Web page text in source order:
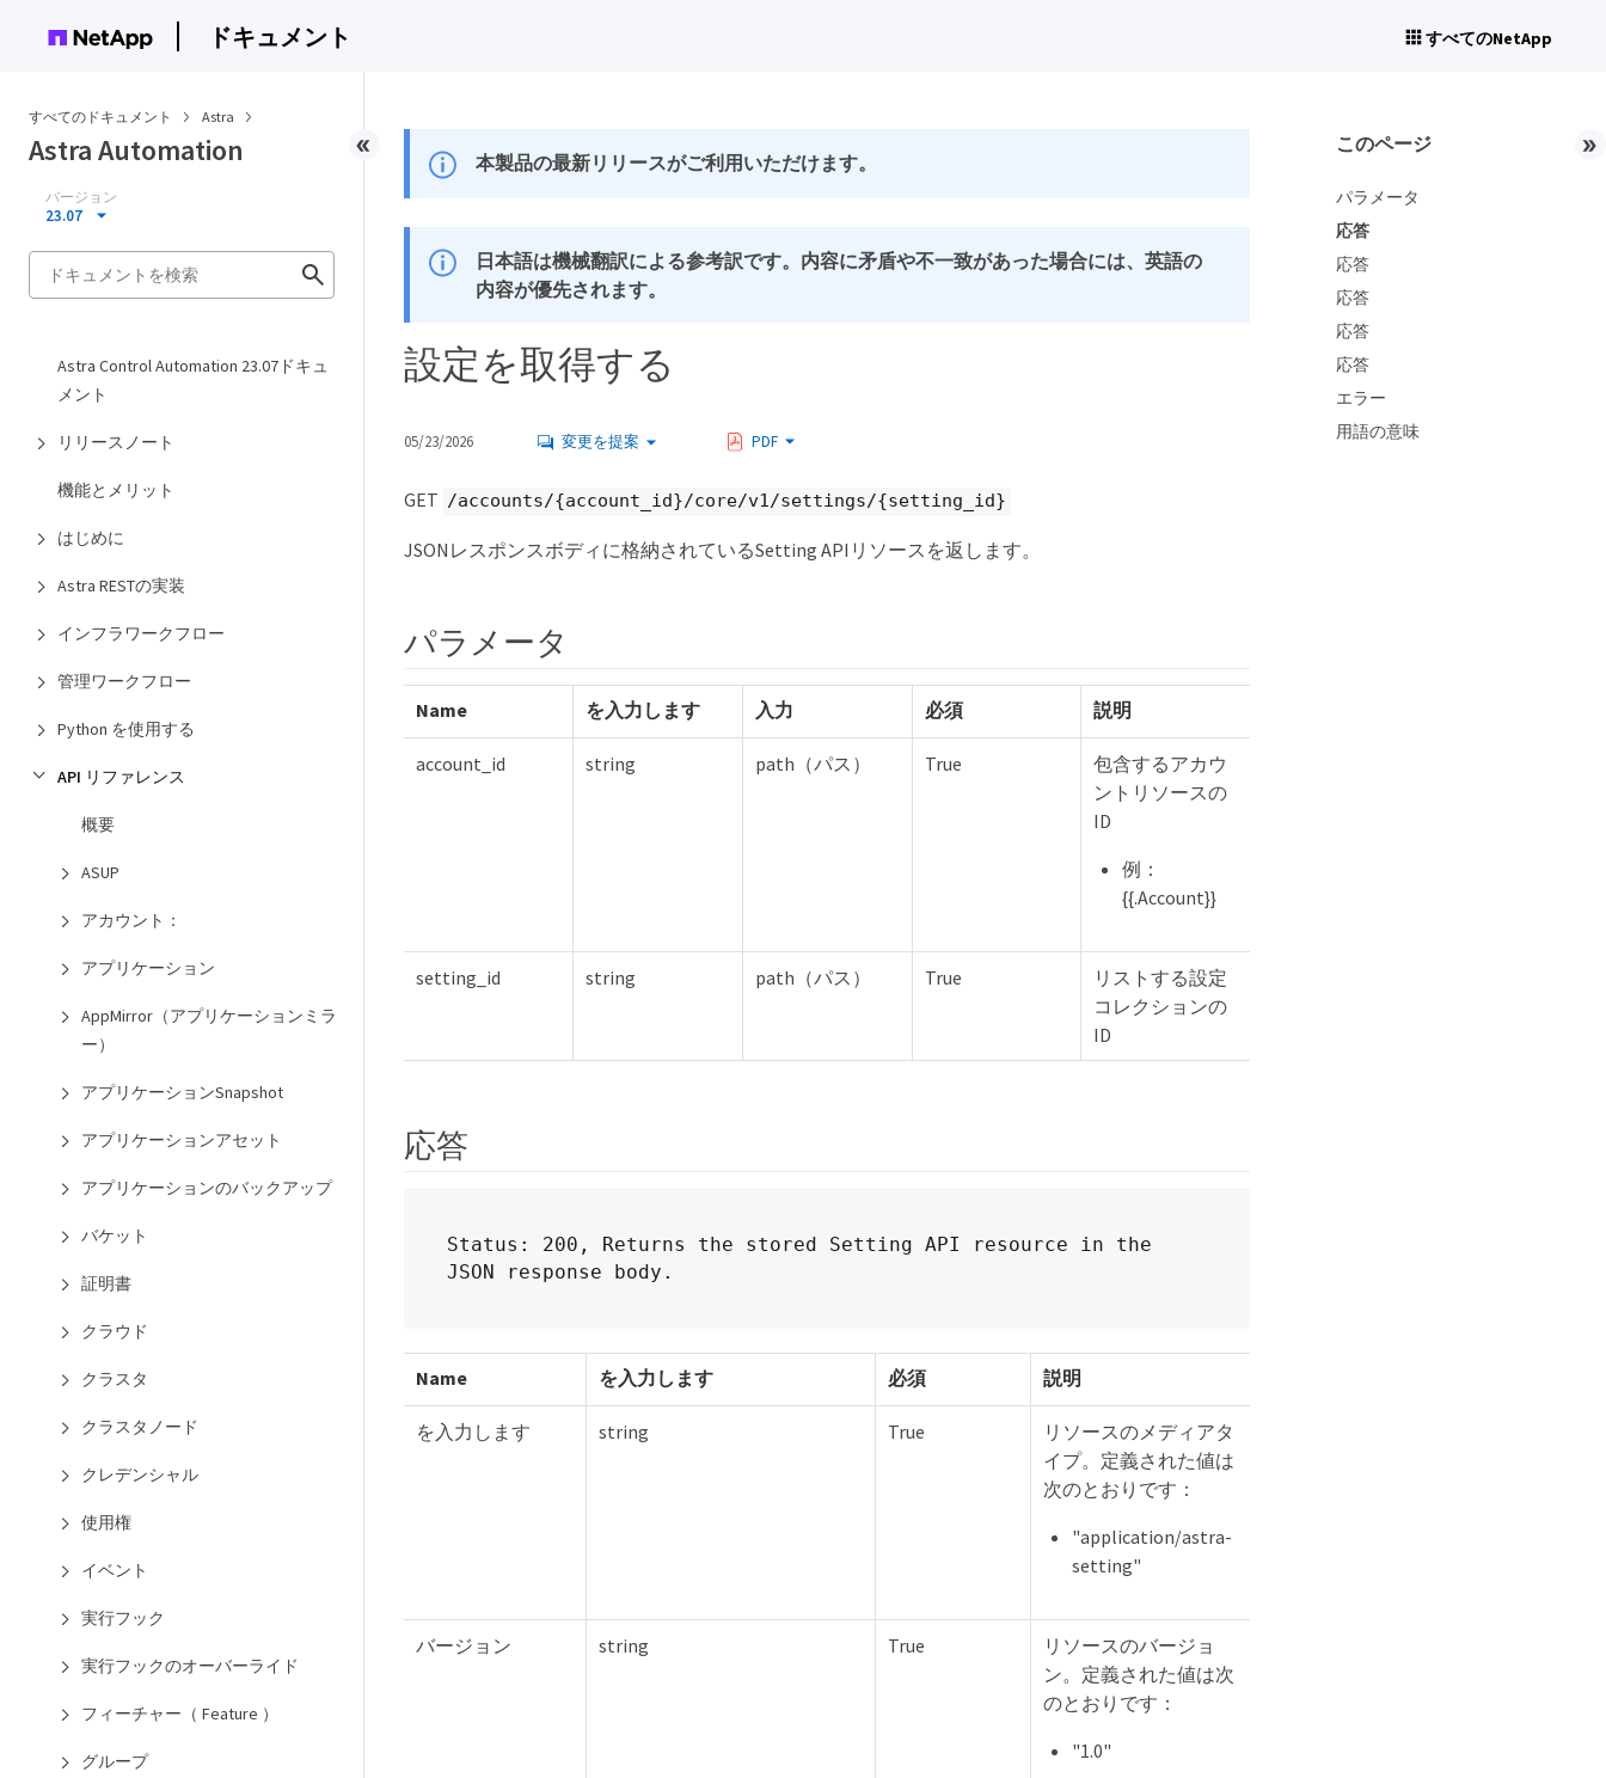
ドキュメント すべてのNetApp
すべてのドキュメント Astra
Astra Automation
バージョン
23.07
Astra Control Automation 23.07ドキュ
メント
リリースノート
機能とメリット
はじめに
Astra RESTの実装
インフラワークフロー
管理ワークフロー
Python を使用する
API リファレンス
概要
ASUP
アカウント：
アプリケーション
AppMirror（アプリケーションミラ
ー）
アプリケーションSnapshot
アプリケーションアセット
アプリケーションのバックアップ
バケット
証明書
クラウド
クラスタ
クラスタノード
クレデンシャル
使用権
イベント
実行フック
実行フックのオーバーライド
フィーチャー（ Feature ）
グループ
本製品の最新リリースがご利用いただけます。
日本語は機械翻訳による参考訳です。内容に矛盾や不一致があった場合には、英語の
内容が優先されます。
設定を取得する
05/23/2026 変更を提案 PDF
GET /accounts/{account_id}/core/v1/settings/{setting_id}
JSONレスポンスボディに格納されているSetting APIリソースを返します。
パラメータ
Name を入力します 入力 必須 説明
account_id string path（パス） True
包含するアカウ
ントリソースの
ID
例：
{{.Account}}
setting_id string path（パス） True
リストする設定
コレクションの
ID
応答
Status: 200, Returns the stored Setting API resource in the
JSON response body.
Name を入力します 必須 説明
を入力します string True
リソースのメディアタ
イプ。定義された値は
次のとおりです：
"application/astra-
setting"
バージョン string True
リソースのバージョ
ン。定義された値は次
のとおりです：
"1.0"
このページ
パラメータ
応答
応答
応答
応答
応答
エラー
用語の意味